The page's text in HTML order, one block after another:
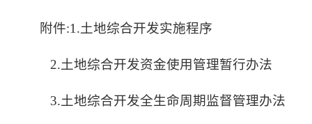
附件:1.土地综合开发实施程序
2.土地综合开发资金使用管理暂行办法
3.土地综合开发全生命周期监督管理办法